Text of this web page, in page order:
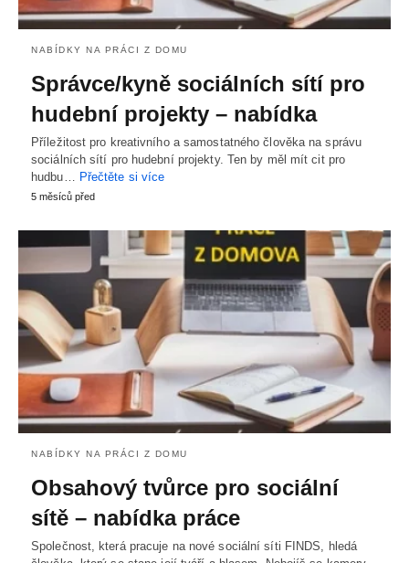
NABÍDKY NA PRÁCI Z DOMU
Správce/kyně sociálních sítí pro
hudební projekty – nabídka
Příležitost pro kreativního a samostatného člověka na správu
sociálních sítí pro hudební projekty. Ten by měl mít cit pro
hudbu… Přečtěte si více
5 měsíců před
NABÍDKY NA PRÁCI Z DOMU
Obsahový tvůrce pro sociální
sítě – nabídka práce
Společnost, která pracuje na nové sociální síti FINDS, hledá